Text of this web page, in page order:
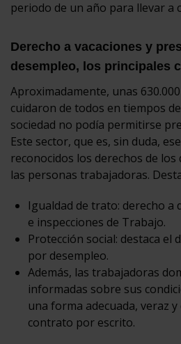
periodo de un año para llevar a
Derecho a vacaciones y
desempleo, los principales
Aproximadamente, unas
cuidaron de todos en tiempos
sociedad no podía permitirse
Este sector, que es, sin duda,
reconocidos los derechos de
las personas trabajadoras.
Igualdad de trato: derecho a
e inspecciones de Trabajo.
Protección social: destaca el
por desempleo.
Además, las trabajadoras
informadas sobre sus
una forma adecuada, veraz
contrato por escrito.